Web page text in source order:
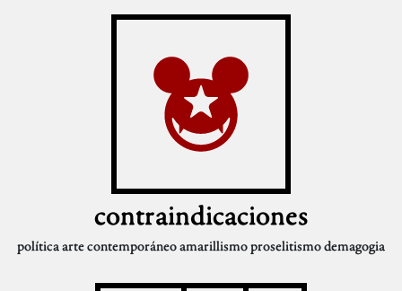
contraindicaciones
políticaarte contemporáneoamarillismoproselitismodemagogia